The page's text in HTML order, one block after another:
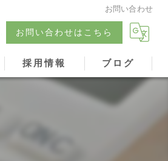
お問い合わせ
お問い合わせはこちら
採用情報 ブログ